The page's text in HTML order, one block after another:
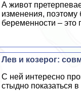
А живот
изменения, поэтому
беременности – это
Лев и козерог:
С ней интересно
стыдно показаться